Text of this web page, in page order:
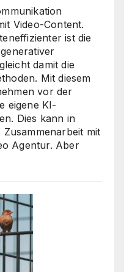
ist
Video-Content.
ist die
damit die
Mit diesem
vor der
eigene KI-
Dies kann in
mit
Agentur. Aber